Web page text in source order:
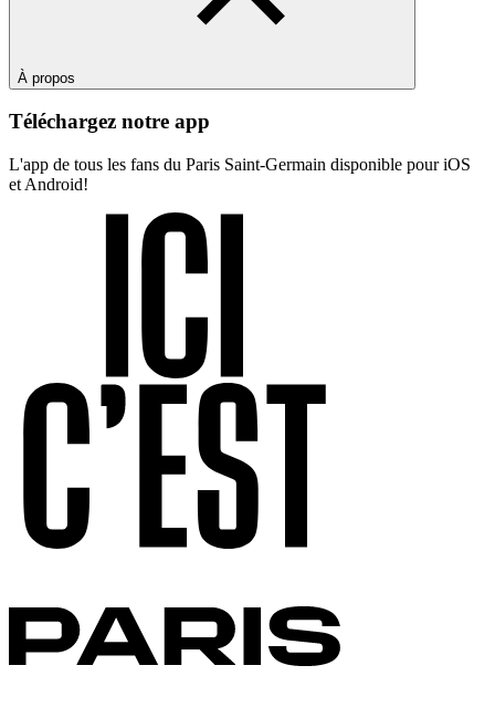
À propos
Téléchargez notre app
L'app de tous les fans du Paris Saint-Germain disponible pour iOS
et Android!